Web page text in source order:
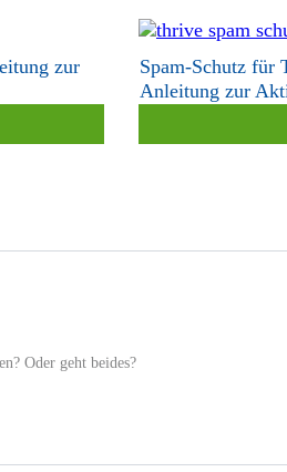
zur
Spam-Schutz für
Anleitung zur
Oder geht beides?